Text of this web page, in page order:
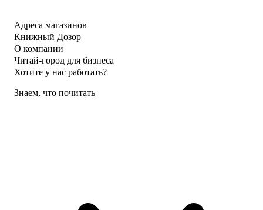
Адреса магазинов
Книжный Дозор
О компании
Читай-город для бизнеса
Хотите у нас работать?
Знаем, что почитать